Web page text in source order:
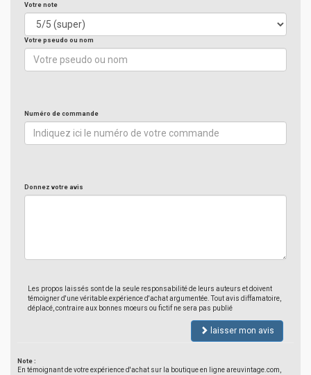
Votre note
Votre pseudo ou nom
Numéro de commande
Donnez votre avis
Les propos laissés sont de la seule responsabilité de leurs auteurs et doivent
témoigner d'une véritable expérience d'achat argumentée. Tout avis diffamatoire,
déplacé, contraire aux bonnes moeurs ou fictif ne sera pas publié
laisser mon avis
Note :
En témoignant de votre expérience d'achat sur la boutique en ligne areuvintage.com,